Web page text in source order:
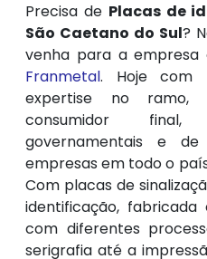
Precisa de Placas de
São Caetano do Sul?
venha para a
Franmetal. Hoje com
expertise no ramo,
consumidor final,
governamentais e
empresas em todo o
Com placas de
identificação, fabricada
com diferentes
serigrafia até a